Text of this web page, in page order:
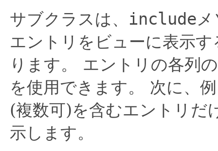
サブクラスは、 include
エントリをビューに表示
ります。
エントリの各列
を使用できます。
次に、
(複数可)を含むエントリだ
示します。